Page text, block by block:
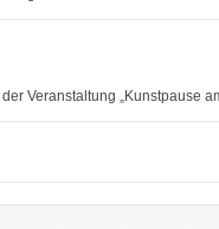
Veranstaltung „Kunstpause